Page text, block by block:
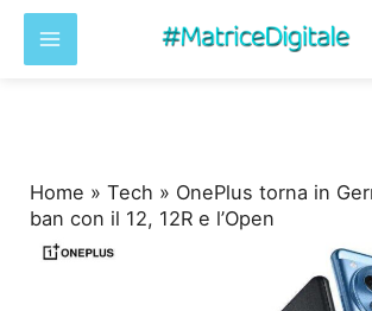
Home »Tech » OnePlus torna in
ban con il 12, 12R e l’Open